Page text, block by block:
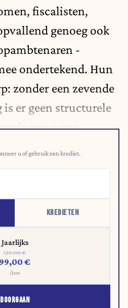
fiscalisten,
genoeg ook
-
ondertekend. Hun
zonder een zevende
er geen structurele
u of gebruik een krediet.
KREDIETEN
Jaarlijks
120,00 €
99,00 €
/jaar
DOORGAAN